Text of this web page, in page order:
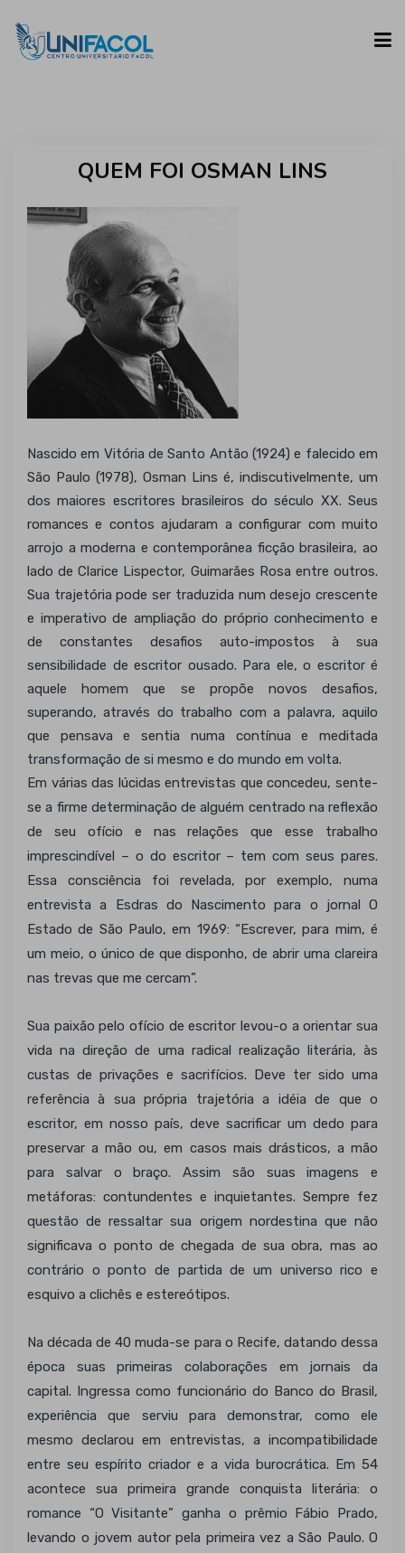
CURSOS
ESPAÇO DO ALUNO
CONTATO
QUEM FOI OSMAN LINS
Nascido em Vitória de Santo Antão (1924) e falecido em
São Paulo (1978), Osman Lins é, indiscutivelmente, um
dos maiores escritores brasileiros do século XX. Seus
romances e contos ajudaram a configurar com muito
arrojo a moderna e contemporânea ficção brasileira, ao
lado de Clarice Lispector, Guimarães Rosa entre outros.
Sua trajetória pode ser traduzida num desejo crescente
e imperativo de ampliação do próprio conhecimento e
de constantes desafios auto-impostos à sua
sensibilidade de escritor ousado. Para ele, o escritor é
aquele homem que se propõe novos desafios,
superando, através do trabalho com a palavra, aquilo
que pensava e sentia numa contínua e meditada
transformação de si mesmo e do mundo em volta.
Em várias das lúcidas entrevistas que concedeu, sente-
se a firme determinação de alguém centrado na reflexão
de seu ofício e nas relações que esse trabalho
imprescindível – o do escritor – tem com seus pares.
Essa consciência foi revelada, por exemplo, numa
entrevista a Esdras do Nascimento para o jornal O
Estado de São Paulo, em 1969: “Escrever, para mim, é
um meio, o único de que disponho, de abrir uma clareira
nas trevas que me cercam”.
Sua paixão pelo ofício de escritor levou-o a orientar sua
vida na direção de uma radical realização literária, às
custas de privações e sacrifícios. Deve ter sido uma
referência à sua própria trajetória a idéia de que o
escritor, em nosso país, deve sacrificar um dedo para
preservar a mão ou, em casos mais drásticos, a mão
para salvar o braço. Assim são suas imagens e
metáforas: contundentes e inquietantes. Sempre fez
questão de ressaltar sua origem nordestina que não
significava o ponto de chegada de sua obra, mas ao
contrário o ponto de partida de um universo rico e
esquivo a clichês e estereótipos.
Na década de 40 muda-se para o Recife, datando dessa
época suas primeiras colaborações em jornais da
capital. Ingressa como funcionário do Banco do Brasil,
experiência que serviu para demonstrar, como ele
mesmo declarou em entrevistas, a incompatibilidade
entre seu espírito criador e a vida burocrática. Em 54
acontece sua primeira grande conquista literária: o
romance “O Visitante” ganha o prêmio Fábio Prado,
levando o jovem autor pela primeira vez a São Paulo. O